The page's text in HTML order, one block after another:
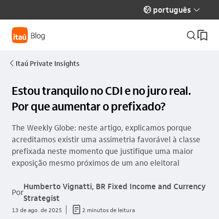
globo_outline português seta_baixo
busca_outline
seta_esquerda Itaú Private Insights
Estou tranquilo no CDI e no juro real.
Por que aumentar o prefixado?
The Weekly Globe: neste artigo, explicamos porque
acreditamos existir uma assimetria favorável à classe
prefixada neste momento que justifique uma maior
exposição mesmo próximos de um ano eleitoral
Por
Humberto Vignatti, BR Fixed Income and Currency
Strategist
13 de ago. de 2025 documento_outline 2 minutos de leitura